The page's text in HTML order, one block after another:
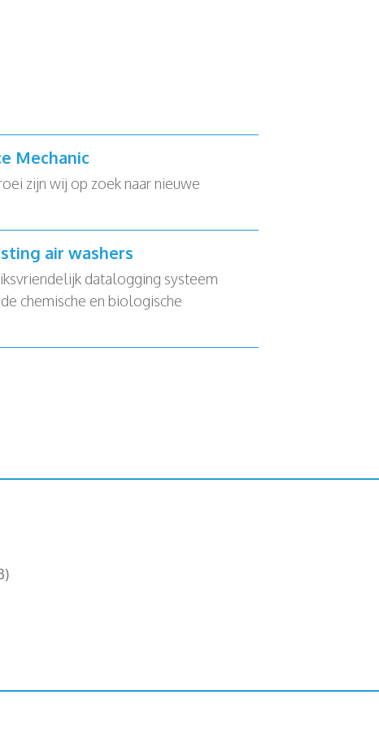
Mechanic
zijn wij op zoek naar nieuwe
air washers
datalogging systeem
chemische en biologische